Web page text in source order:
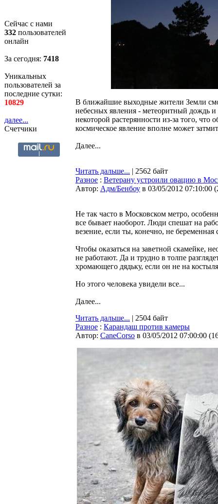
Сейчас с нами
332 пользователей
онлайн
За сегодня: 7419
Уникальных
пользователей за
последние сутки:
10829
далее...
Счетчики
В ближайшие выходные жители Земли
небесных явления - метеоритный дождь
некоторой растерянности из-за того, что
космическое явление вполне может
Далее...
Читать дальше... | 2562 байт
Разное : Ветерану устроили овацию в
Автор: Адм/Бенбоу в 03/05/2012 07:10:00 (
Не так часто в Московском метро,
все бывает наоборот. Люди спешат на
везение, если ты, конечно, не
Чтобы оказаться на заветной скамейке,
не работают. Да и трудно в толпе
хромающего дядьку, если он не на
Но этого человека увидели все...
Далее...
Читать дальше... | 2504 байт
Разное : Карандаш против камеры
Автор: CaneCorso в 03/05/2012 07:00:00 (